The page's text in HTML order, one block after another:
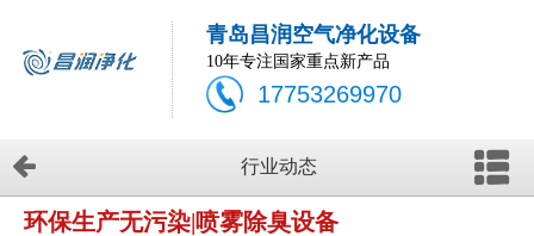
青岛昌润空气净化设备
10年专注国家重点新产品
17753269970
行业动态
环保生产无污染|喷雾除臭设备